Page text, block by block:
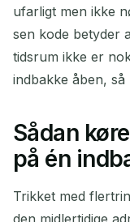
ufarligt men ikke
sen kode betyder
tidsrum ikke er
indbakke åben,
Sådan
på én
Trikket med
den midlertidige